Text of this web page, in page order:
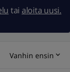
tai aloita uusi.
Vanhin ensin